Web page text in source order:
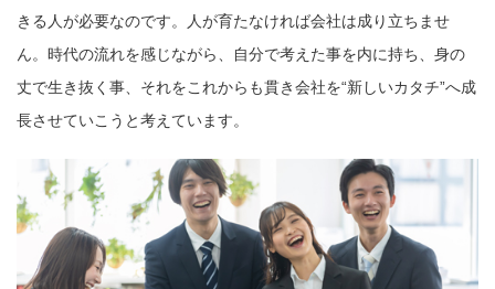
きる人が必要なのです。人が育たなければ会社は成り立ちませ
ん。時代の流れを感じながら、自分で考えた事を内に持ち、身の
丈で生き抜く事、それをこれからも貫き会社を“新しいカタチ”へ成
長させていこうと考えています。